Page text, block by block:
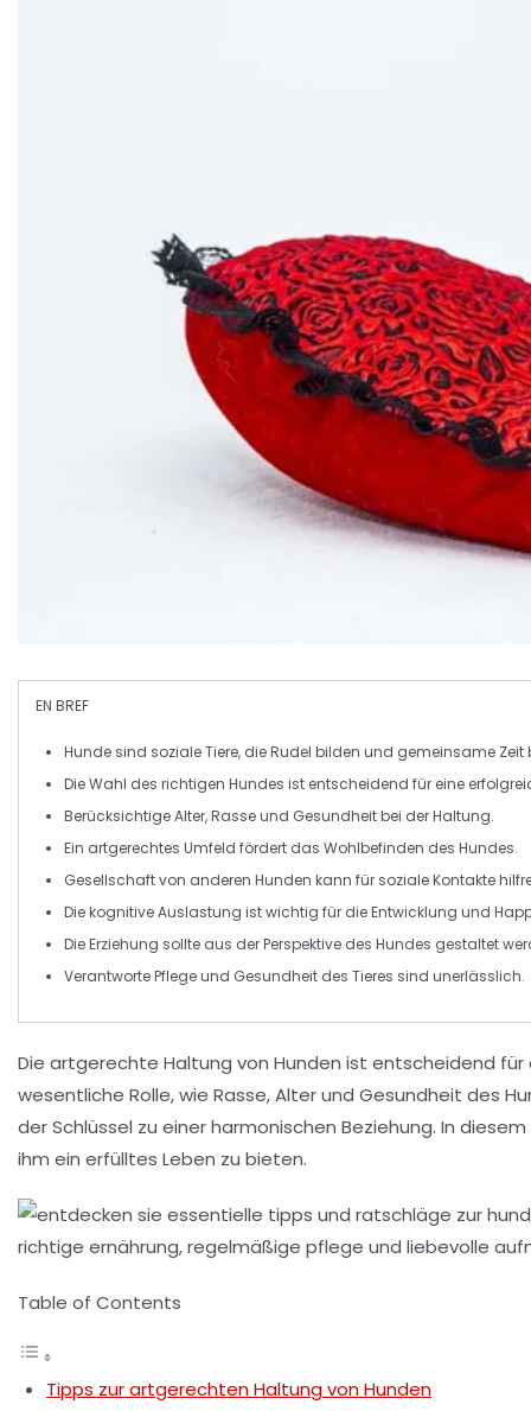
EN BREF
Hunde sind soziale Tiere, dieRudel bilden und gemeinsame Zeit
DieWahl des richtigen Hundes ist entscheidend für eine
BerücksichtigeAlter,Rasseund Gesundheitbei der Haltung.
Ein artgerechtes Umfeld fördert das Wohlbefinden des Hundes.
Gesellschaft von anderen Hunden kann für soziale Kontakte
Diekognitive Auslastung ist wichtig für die Entwicklung und
Die Erziehung sollte aus der Perspektive des Hundes gestaltet
Verantworte Pflege und Gesundheit des Tieres sind unerlässlich.
Die artgerechte Haltung von Hunden ist entscheidend für
wesentliche Rolle, wie Rasse,Alterund Gesundheit des
der Schlüssel zu einer harmonischen Beziehung. In
ihm ein erfülltes Leben zu bieten.
Table of Contents
Tipps zur artgerechten Haltung von Hunden